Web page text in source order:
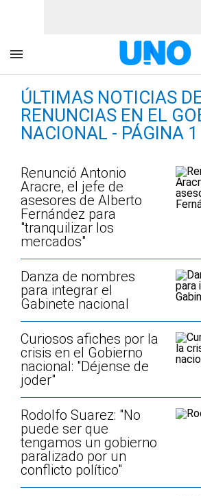
ÚLTIMAS NOTICIAS
RENUNCIAS EN EL
NACIONAL - PÁGINA 1
Renunció Antonio
Aracre, el jefe de
asesores de Alberto
Fernández para
"tranquilizar los
mercados"
Danza de nombres
para integrar el
Gabinete nacional
Curiosos afiches por la
crisis en el Gobierno
nacional: "Déjense de
joder"
Rodolfo Suarez: "No
puede ser que
tengamos un gobierno
paralizado por un
conflicto político"